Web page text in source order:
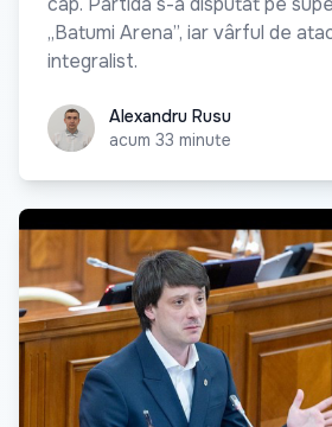
„Batumi Arena”, iar vârful de
integralist.
Alexandru Rusu
Alexandru Rusu
acum 33 minute